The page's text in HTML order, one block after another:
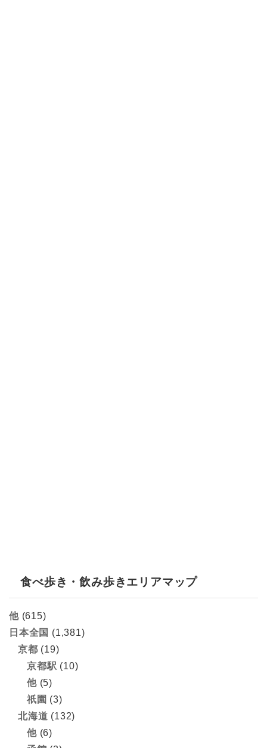
食べ歩き・飲み歩きエリアマップ
他(615)
日本全国 (1,381)
京都 (19)
京都駅 (10)
他(5)
祇園 (3)
北海道 (132)
他(6)